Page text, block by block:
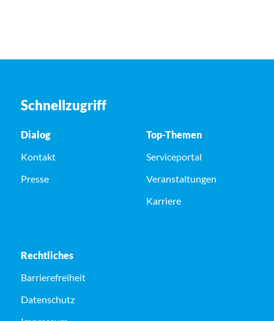
Schnellzugriff
Dialog
Kontakt
Presse
Top-Themen
Serviceportal
Veranstaltungen
Karriere
Rechtliches
Barrierefreiheit
Datenschutz